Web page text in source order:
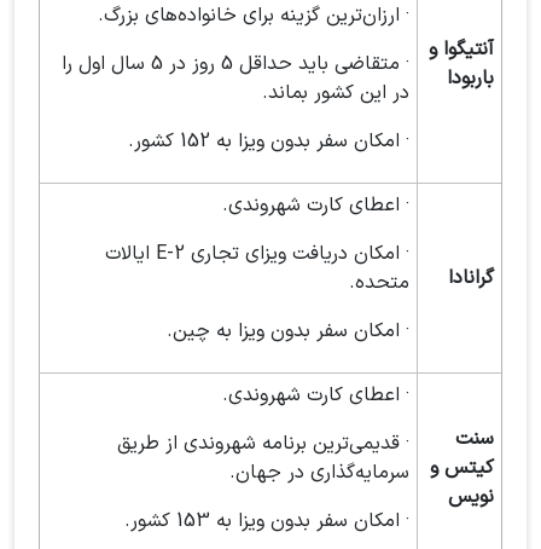
آنتیگوا و
باربودا
· ارزان‌ترین گزینه برای خانواده‌های بزرگ.
· متقاضی باید حداقل 5 روز در 5 سال اول را
در این کشور بماند.
· امکان سفر بدون ویزا به 152 کشور.
گرانادا
· اعطای کارت شهروندی.
· امکان دریافت ویزای تجاری E-2 ایالات
متحده.
· امکان سفر بدون ویزا به چین.
سنت
کیتس و
نویس
· اعطای کارت شهروندی.
· قدیمی‌ترین برنامه شهروندی از طریق
سرمایه‌گذاری در جهان.
· امکان سفر بدون ویزا به 153 کشور.